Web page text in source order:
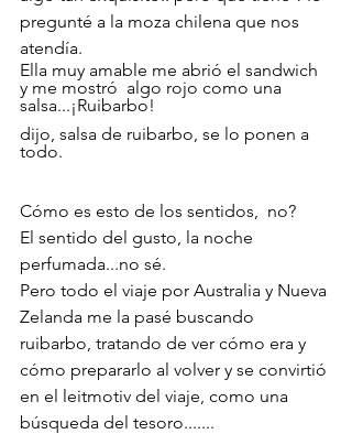
pregunté a la moza chilena que nos
atendía.
Ella muy amable me abrió el sandwich
y me mostró  algo rojo como una
salsa...¡Ruibarbo!
dijo, salsa de ruibarbo, se lo ponen a
todo.
Cómo es esto de los sentidos,  no?
El sentido del gusto, la noche
perfumada...no sé.
Pero todo el viaje por Australia y Nueva
Zelanda me la pasé buscando
ruibarbo, tratando de ver cómo era y
cómo prepararlo al volver y se convirtió
en el leitmotiv del viaje, como una
búsqueda del tesoro.......